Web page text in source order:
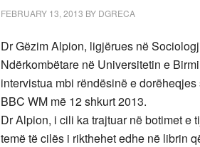
FEBRUARY 13, 2013 BY DGRECA
Dr Gëzim Alpion, ligjërues në
Ndërkombëtare në Universitetin e
intervistua mbi rëndësinë e
BBC WM më 12 shkurt 2013.
Dr Alpion, i cili ka trajtuar në botimet e
temë të cilës i rikthehet edhe në librin